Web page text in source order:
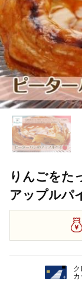
りんごをた
アップルパ
ク
カ